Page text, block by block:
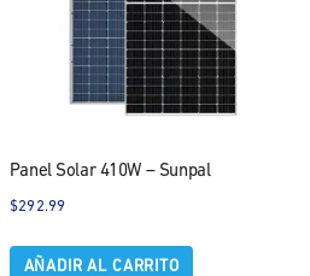
Panel Solar 410W – Sunpal
$292.99
AÑADIR AL CARRITO